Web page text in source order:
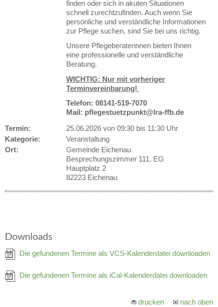
finden oder sich in akuten Situationen
schnell zurechtzufinden. Auch wenn Sie
persönliche und verständliche Informationen
zur Pflege suchen, sind Sie bei uns richtig.
Unsere Pflegeberaterinnen bieten Ihnen
eine professionelle und verständliche
Beratung.
WICHTIG: Nur mit vorheriger
Terminvereinbarung!
Telefon: 08141-519-7070
Mail: pflegestuetzpunkt@lra-ffb.de
Termin:
25.06.2026 von 09:30 bis 11:30 Uhr
Kategorie:
Veranstaltung
Ort:
Gemeinde Eichenau
Besprechungszimmer 111, EG
Hauptplatz 2
82223 Eichenau
Downloads
Die gefundenen Termine als VCS-Kalenderdatei downloaden
Die gefundenen Termine als iCal-Kalenderdatei downloaden
drucken nach oben